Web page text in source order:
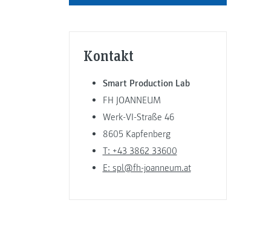
Kontakt
Smart Production Lab
FH JOANNEUM
Werk-VI-Straße 46
8605 Kapfenberg
T: +43 3862 33600
E: spl@fh-joanneum.at